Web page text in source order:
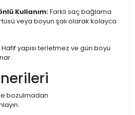
Kullanım:Farklı saç bağlama
veya boyun şalı olarak kolayca
Hafif yapısı terletmez ve gün boyu
ile bozulmadan